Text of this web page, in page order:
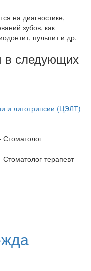
на диагностике,
зубов, как
пульпит и др.
в следующих
и литотрипсии (ЦЭЛТ)
терапевт